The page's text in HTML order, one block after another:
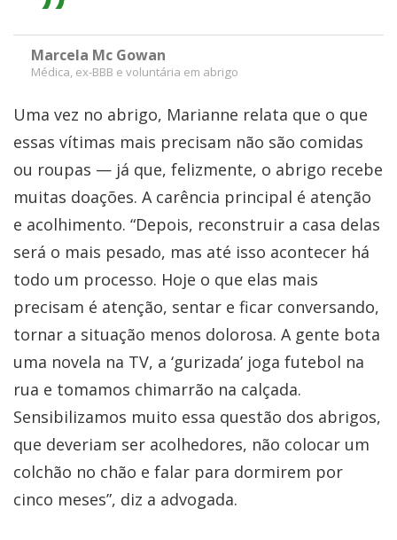
Marcela Mc Gowan
Médica, ex-BBB e voluntária em abrigo
Uma vez no abrigo, Marianne relata que o que
essas vítimas mais precisam não são comidas
ou roupas — já que, felizmente, o abrigo recebe
muitas doações. A carência principal é atenção
e acolhimento. “Depois, reconstruir a casa delas
será o mais pesado, mas até isso acontecer há
todo um processo. Hoje o que elas mais
precisam é atenção, sentar e ficar conversando,
tornar a situação menos dolorosa. A gente bota
uma novela na TV, a ‘gurizada’ joga futebol na
rua e tomamos chimarrão na calçada.
Sensibilizamos muito essa questão dos abrigos,
que deveriam ser acolhedores, não colocar um
colchão no chão e falar para dormirem por
cinco meses”, diz a advogada.